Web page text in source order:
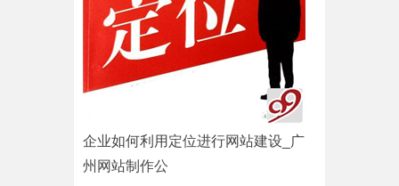
企业如何利用定位进行网站建设_广
州网站制作公